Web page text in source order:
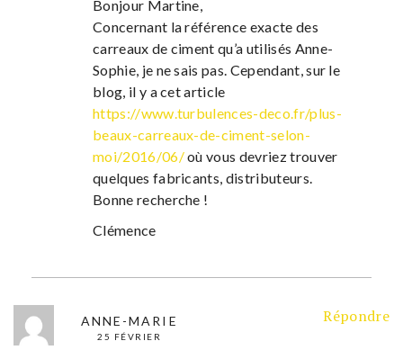
Bonjour Martine,
Concernant la référence exacte des
carreaux de ciment qu’a utilisés Anne-
Sophie, je ne sais pas. Cependant, sur le
blog, il y a cet article
https://www.turbulences-deco.fr/plus-
beaux-carreaux-de-ciment-selon-
moi/2016/06/où vous devriez trouver
quelques fabricants, distributeurs.
Bonne recherche !
Clémence
ANNE-MARIE
25 FÉVRIER
Répondre